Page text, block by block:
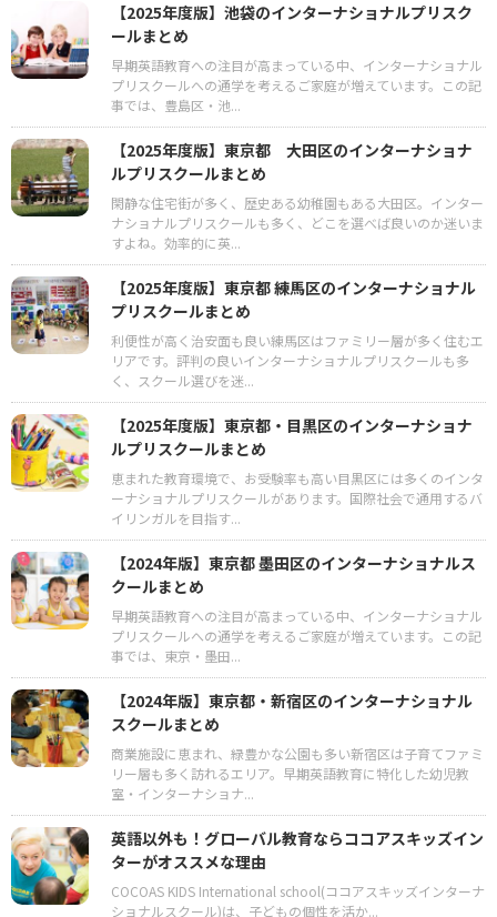
【2025年度版】池袋のインターナショナルプリスク
ールまとめ
早期英語教育への注目が高まっている中、インターナショナル
プリスクールへの通学を考えるご家庭が増えています。この記
事では、豊島区・池...
【2025年度版】東京都 大田区のインターナショナ
ルプリスクールまとめ
閑静な住宅街が多く、歴史ある幼稚園もある大田区。インター
ナショナルプリスクールも多く、どこを選べば良いのか迷いま
すよね。効率的に英...
【2025年度版】東京都 練馬区のインターナショナル
プリスクールまとめ
利便性が高く治安面も良い練馬区はファミリー層が多く住むエ
リアです。評判の良いインターナショナルプリスクールも多
く、スクール選びを迷...
【2025年度版】東京都・目黒区のインターナショナ
ルプリスクールまとめ
恵まれた教育環境で、お受験率も高い目黒区には多くのインタ
ーナショナルプリスクールがあります。国際社会で通用するバ
イリンガルを目指す...
【2024年版】東京都 墨田区のインターナショナルス
クールまとめ
早期英語教育への注目が高まっている中、インターナショナル
プリスクールへの通学を考えるご家庭が増えています。この記
事では、東京・墨田...
【2024年版】東京都・新宿区のインターナショナル
スクールまとめ
商業施設に恵まれ、緑豊かな公園も多い新宿区は子育てファミ
リー層も多く訪れるエリア。早期英語教育に特化した幼児教
室・インターナショナ...
英語以外も！グローバル教育ならココアスキッズイン
ターがオススメな理由
COCOAS KIDS International school(ココアスキッズインターナ
ショナルスクール)は、子どもの個性を活か...